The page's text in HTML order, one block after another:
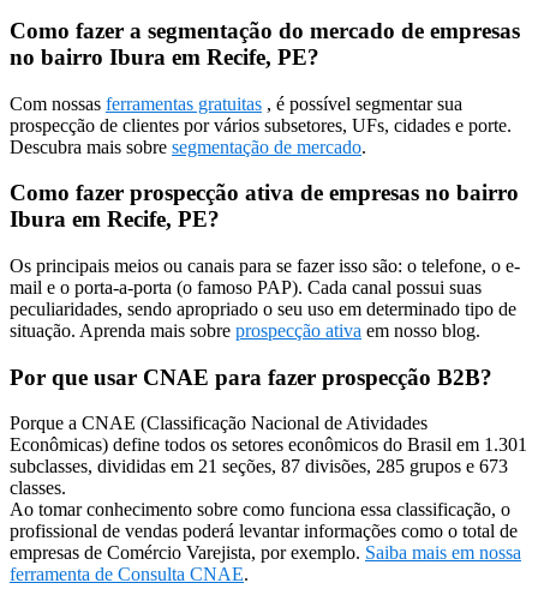
Como fazer a segmentação do mercado de empresas
no bairro Ibura em Recife, PE?
Com nossas ferramentas gratuitas , é possível segmentar sua
prospecção de clientes por vários subsetores, UFs, cidades e porte.
Descubra mais sobre segmentação de mercado.
Como fazer prospecção ativa de empresas no bairro
Ibura em Recife, PE?
Os principais meios ou canais para se fazer isso são: o telefone, o e-
mail e o porta-a-porta (o famoso PAP). Cada canal possui suas
peculiaridades, sendo apropriado o seu uso em determinado tipo de
situação. Aprenda mais sobre prospecção ativa em nosso blog.
Por que usar CNAE para fazer prospecção B2B?
Porque a CNAE (Classificação Nacional de Atividades
Econômicas) define todos os setores econômicos do Brasil em 1.301
subclasses, divididas em 21 seções, 87 divisões, 285 grupos e 673
classes.
Ao tomar conhecimento sobre como funciona essa classificação, o
profissional de vendas poderá levantar informações como o total de
empresas de Comércio Varejista, por exemplo. Saiba mais em nossa
ferramenta de Consulta CNAE.